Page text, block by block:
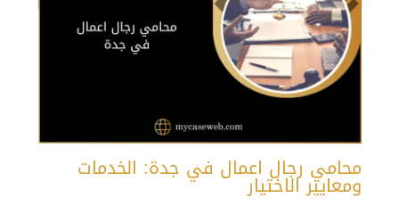
محامي رجال اعمال في جدة: الخدمات
ومعايير الاختيار